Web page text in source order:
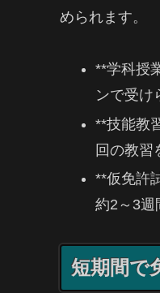
められます。
**学科授
ンで受け
**技能教
回の教習
**仮免許
約2～3週
短期間で